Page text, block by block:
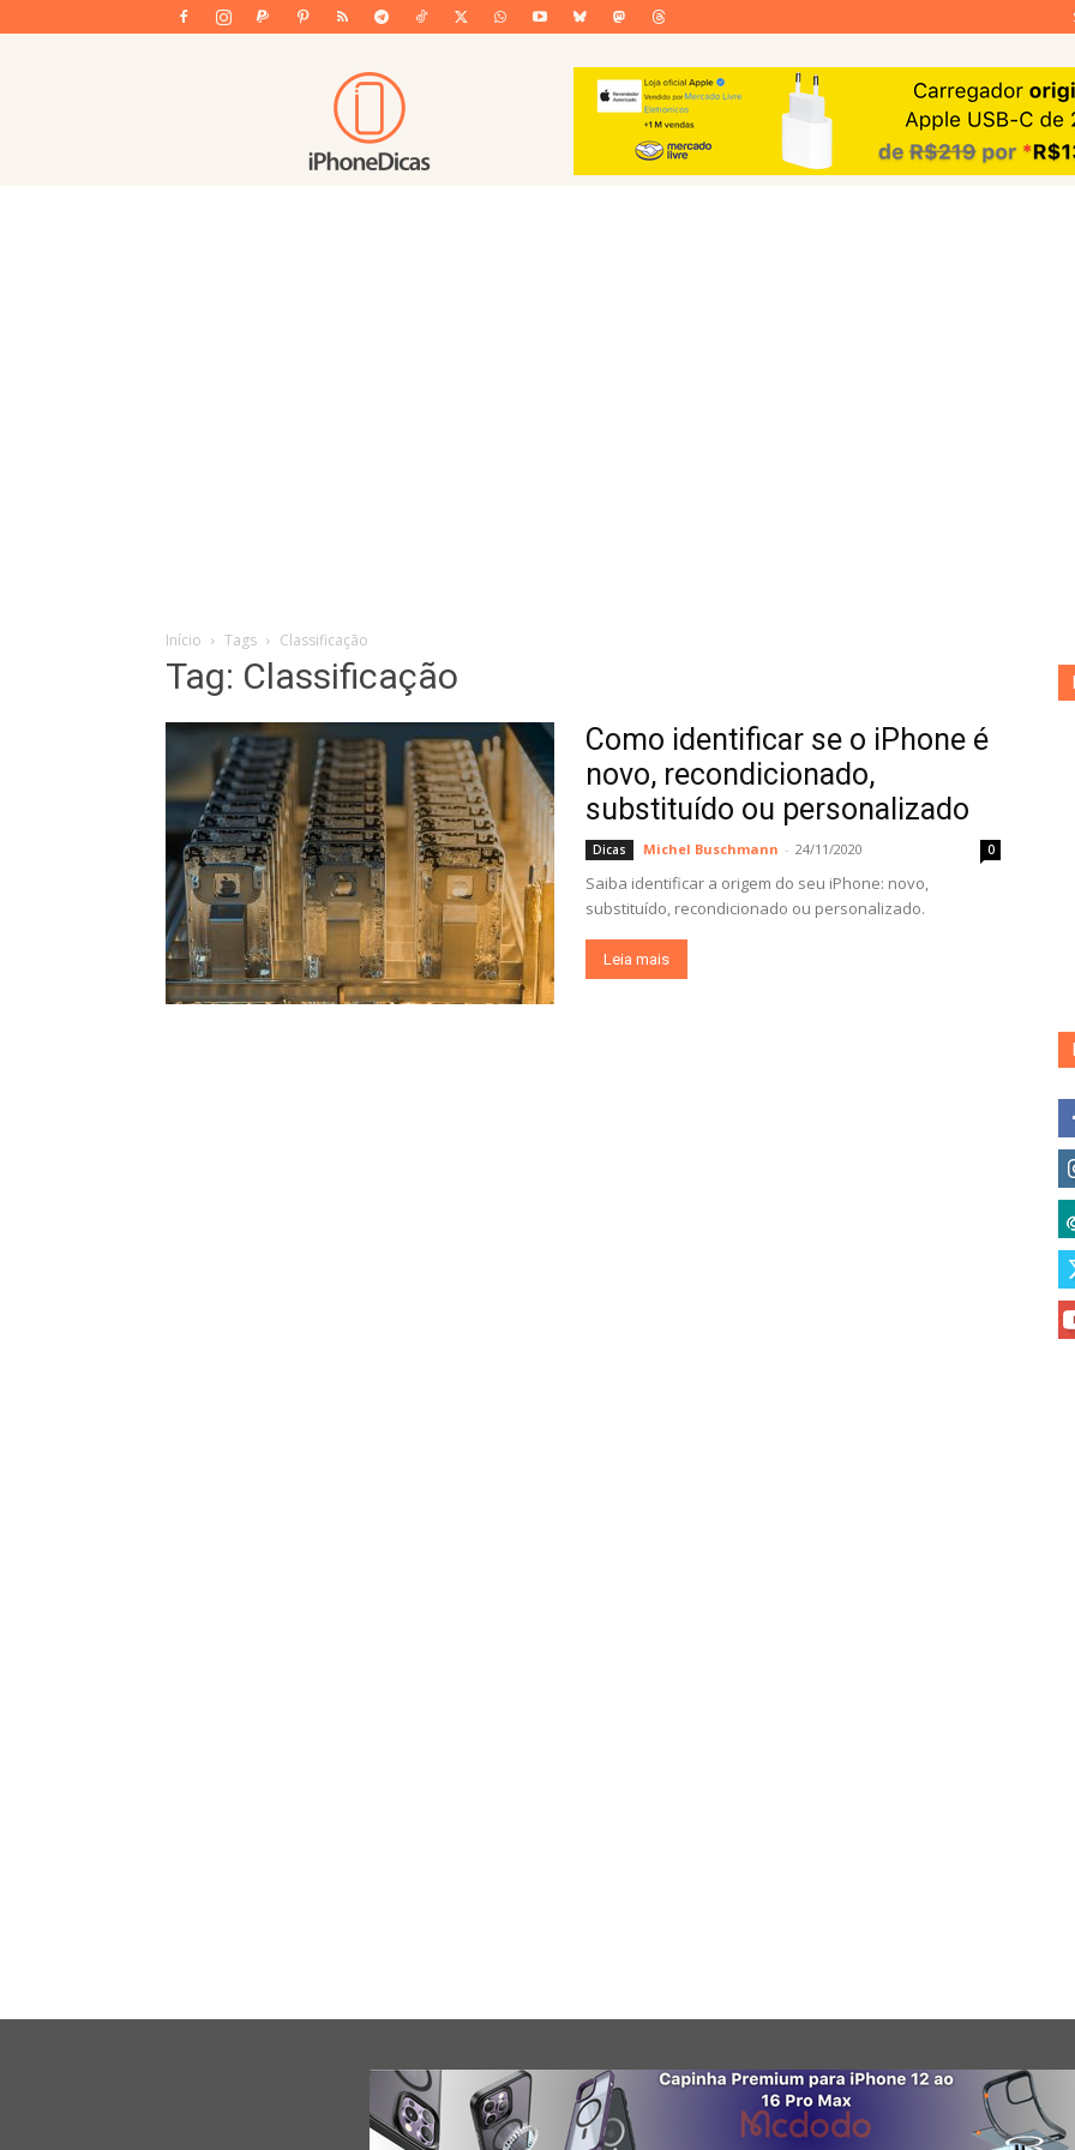
iPhoneDicas
Início Tags Classificação
Tag: Classificação
Como identificar se o iPhone é
novo, recondicionado,
substituído ou personalizado
Dicas Michel Buschmann - 24/11/2020 0
Saiba identificar a origem do seu iPhone: novo,
substituído, recondicionado ou personalizado.
Leia mais